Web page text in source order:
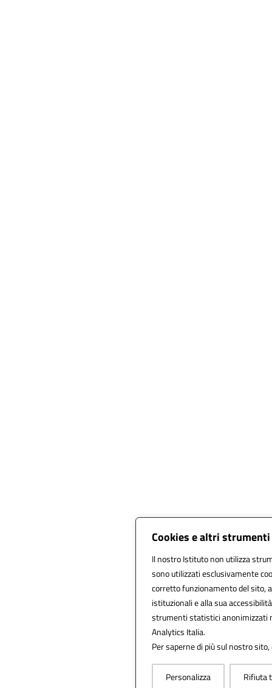
Cookies e altri
Il nostro Istituto non utilizza
sono utilizzati esclusivamente
corretto funzionamento del sito,
istituzionali e alla sua
strumenti statistici anonimizzati
Analytics Italia.
Per saperne di più sul nostro
Personalizza Rifiuta